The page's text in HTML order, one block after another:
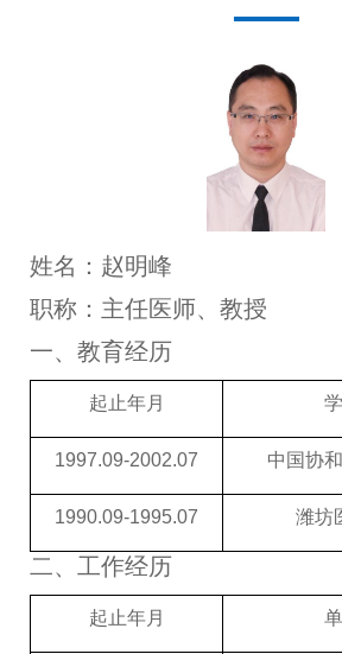
姓名：赵明峰
职称：主任医师、教授
一、教育经历
起止年月
1997.09-2002.07 中国协
1990.09-1995.07 潍坊
二、工作经历
起止年月